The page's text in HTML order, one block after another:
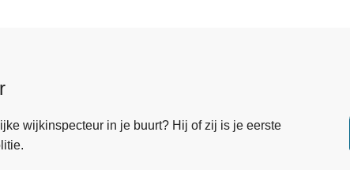
wijkinspecteur in je buurt? Hij of zij is je eerste